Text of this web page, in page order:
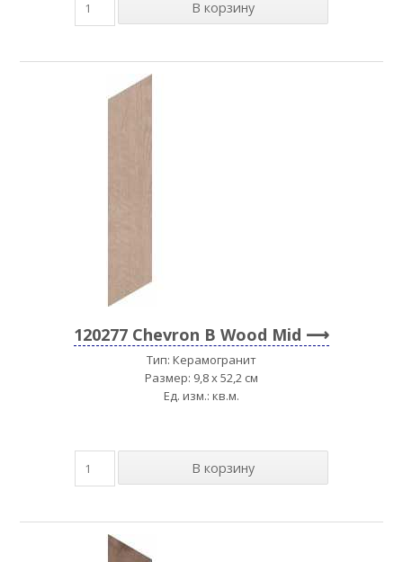
120277 Chevron B Wood Mid
Тип: Керамогранит
Размер: 9,8 x 52,2 см
Ед. изм.: кв.м.